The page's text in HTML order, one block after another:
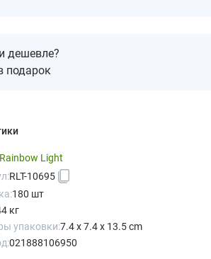
дешевле?
подарок
Light
RLT-10695
180 шт
кг
упаковки:7.4 x 7.4 x 13.5 cm
021888106950